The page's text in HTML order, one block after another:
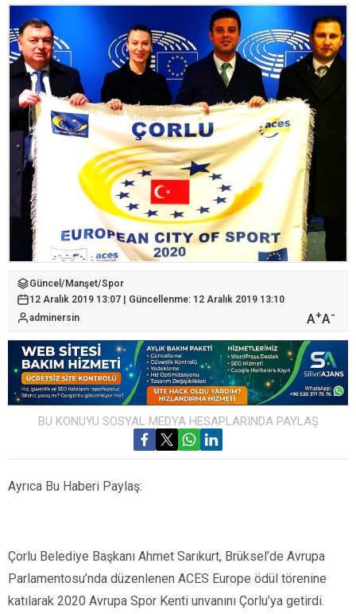
Güncel /Manşet/Spor
12 Aralık 2019 13:07 | Güncellenme: 12 Aralık 2019 13:10
adminersin
A+A-
BU KONUYU SOSYAL MEDYA HESAPLARINDA PAYLAŞ
Ayrıca Bu Haberi Paylaş:
Çorlu Belediye Başkanı Ahmet Sarıkurt, Brüksel’de Avrupa
Parlamentosu’nda düzenlenen ACES Europe ödül törenine
katılarak 2020 Avrupa Spor Kenti unvanını Çorlu’ya getirdi.